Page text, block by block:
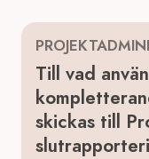
Till vad
skickas till